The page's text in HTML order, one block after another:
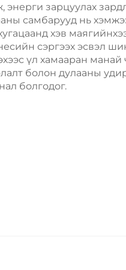
энерги зарцуулах
самбарууд нь
хэв
сэргээх эсвэл
үл хамааран манай
болон дулааны
болгодог.